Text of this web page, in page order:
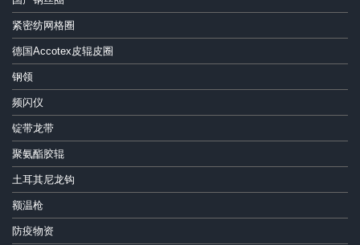
紧密纺网格圈
德国Accotex皮辊皮圈
钢领
频闪仪
锭带龙带
聚氨酯胶辊
土耳其尼龙钩
额温枪
防疫物资